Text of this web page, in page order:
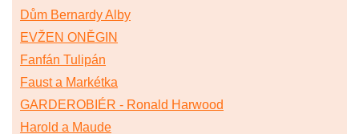
Dům Bernardy Alby
EVŽEN ONĚGIN
Fanfán Tulipán
Faust a Markétka
GARDEROBIÉR - Ronald Harwood
Harold a Maude